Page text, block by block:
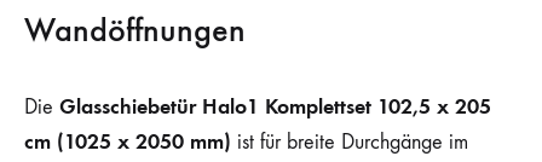
Wandöffnungen
Die Glasschiebetür Halo1 Komplettset 102,5 x 205
cm (1025 x 2050 mm) ist für breite Durchgänge im